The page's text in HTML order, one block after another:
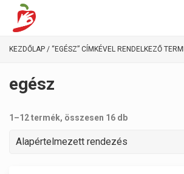
KEZDŐLAP / “EGÉSZ” CÍMKÉVEL RENDELKEZŐ
egész
1–12 termék, összesen 16 db